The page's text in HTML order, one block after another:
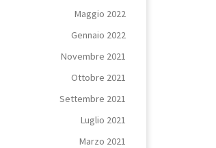
Maggio 2022
Gennaio 2022
Novembre 2021
Ottobre 2021
Settembre 2021
Luglio 2021
Marzo 2021